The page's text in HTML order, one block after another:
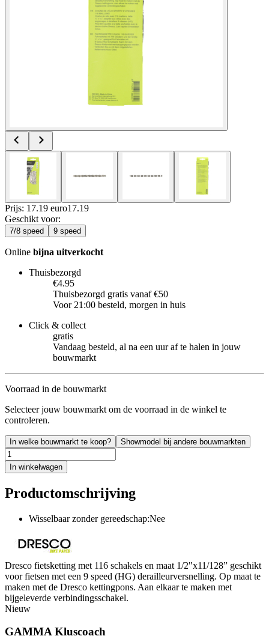
Prijs: 17.19 euro17.19
Geschikt voor:
7/8 speed 9 speed
Online bijna uitverkocht
Thuisbezorgd
€4.95
Thuisbezorgd gratis vanaf €50
Voor 21:00 besteld, morgen in huis
Click & collect
gratis
Vandaag besteld, al na een uur af te halen in jouw
bouwmarkt
Voorraad in de bouwmarkt
Selecteer jouw bouwmarkt om de voorraad in de winkel te
controleren.
In welke bouwmarkt te koop? Showmodel bij andere bouwmarkten
In winkelwagen
Productomschrijving
Wisselbaar zonder gereedschap:Nee
Dresco fietsketting met 116 schakels en maat 1/2"x11/128” geschikt
voor fietsen met een 9 speed (HG) derailleurversnelling. Op maat te
maken met de Dresco kettingpons. Aan elkaar te maken met
bijgeleverde verbindingsschakel.
Nieuw
GAMMA Kluscoach